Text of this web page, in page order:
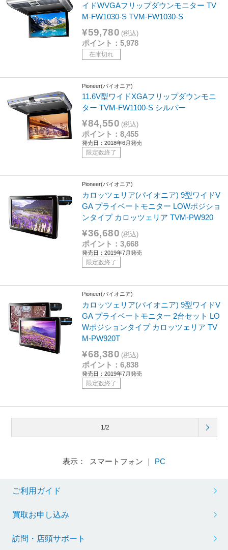
イドWVGAフリップダウンモニター TV
M-FW1030-S TVM-FW1030-S
¥59,780 (税込)
ポイント：5,978
在庫切れ
Pioneer(パイオニア)
11.6V型ワイドXGAフリップダウンモニ
ター TVM-FW1100-S シルバー
¥84,550 (税込)
ポイント：8,455
発売日：2018年6月発売
限定数終了
Pioneer(パイオニア)
カロッツェリア(パイオニア) 9型ワイドV
GA プライベートモニター LOWポジショ
ンタイプ カロッツェリア TVM-PW920
¥36,680 (税込)
ポイント：3,668
発売日：2019年7月発売
限定数終了
Pioneer(パイオニア)
カロッツェリア(パイオニア) 9型ワイドV
GA プライベートモニター 2台セット LO
Wポジションタイプ カロッツェリア TV
M-PW920T
¥68,380 (税込)
ポイント：6,838
発売日：2019年7月発売
限定数終了
1/2
表示： スマートフォン ｜ PC
ご利用ガイド
買取お申し込み
訪問・店頭サポート